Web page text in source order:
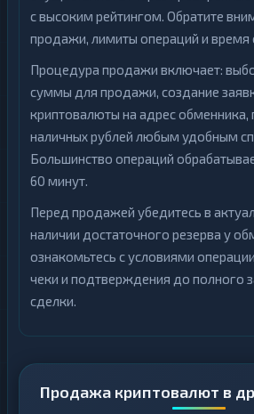
с высоким рейтингом. Обратите
продажи, лимиты операций и время
Процедура продажи включает:
суммы для продажи, создание
криптовалюты на адрес обменника,
наличных рублей любым удобным
Большинство операций
60 минут.
Перед продажей убедитесь в
наличии достаточного резерва у
ознакомьтесь с условиями
чеки и подтверждения до полного
сделки.
Продажа криптовалют в